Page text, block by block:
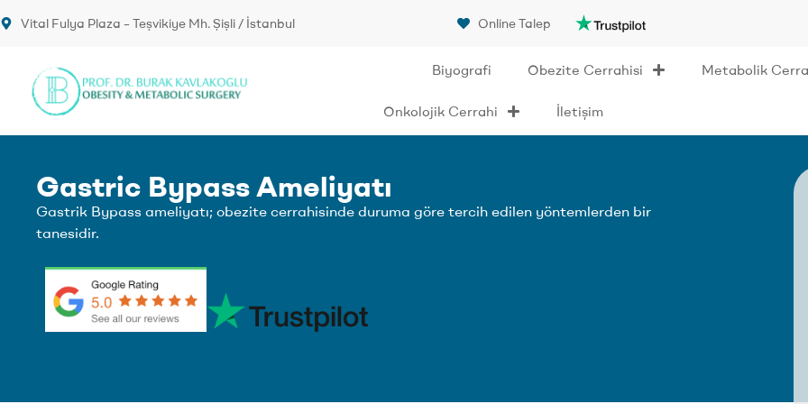
Vital Fulya Plaza – Teşvikiye Mh. Şişli / İstanbul Online Talep
Biyografi Obezite Cerrahisi Metabolik
Onkolojik Cerrahi İletişim
Gastric Bypass Ameliyatı
Gastrik Bypass ameliyatı; obezite cerrahisinde duruma göre tercih edilen yöntemlerden bir
tanesidir.